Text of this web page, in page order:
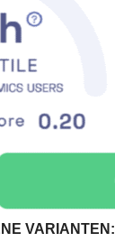
VARIANTEN: